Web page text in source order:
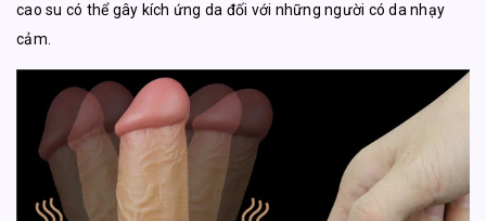
cao su có thể gây kích ứng da đối với những người có da nhạy
cảm.